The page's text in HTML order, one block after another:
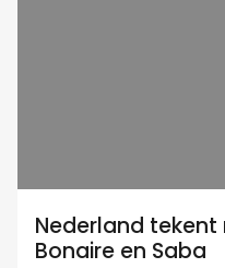
Nederland
Bonaire en Saba